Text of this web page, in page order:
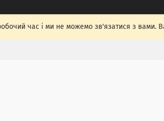
час і ми не можемо зв'язатися з вами.